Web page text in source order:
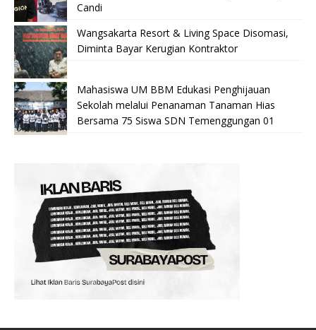
Candi
Wangsakarta Resort & Living Space Disomasi,
Diminta Bayar Kerugian Kontraktor
Mahasiswa UM BBM Edukasi Penghijauan
Sekolah melalui Penanaman Tanaman Hias
Bersama 75 Siswa SDN Temenggungan 01